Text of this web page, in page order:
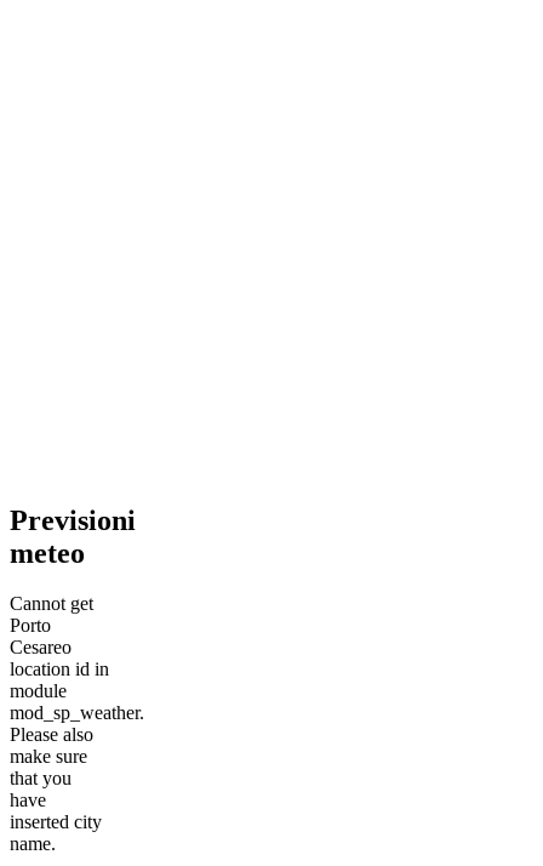
Previsioni
meteo
Cannot get
Porto
Cesareo
location id in
module
mod_sp_weather.
Please also
make sure
that you
have
inserted city
name.